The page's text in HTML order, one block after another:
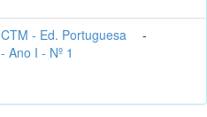
CTM - Ed. Portuguesa
- Ano I - Nº 1
-